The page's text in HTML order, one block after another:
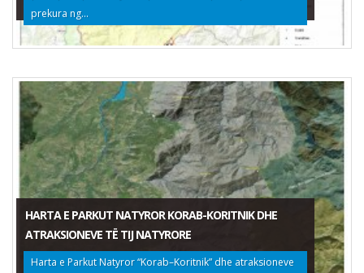
prekura ng...
HARTA E PARKUT NATYROR KORAB-KORITNIK DHE
ATRAKSIONEVE TË TIJ NATYRORE
Harta e Parkut Natyror “Korab–Koritnik” dhe atraksioneve